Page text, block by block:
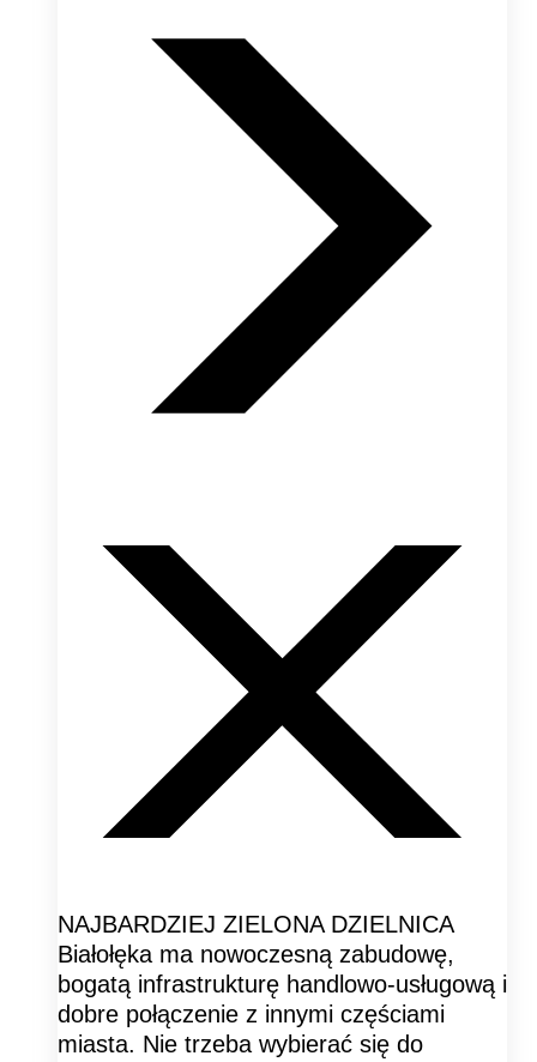
NAJBARDZIEJ ZIELONA DZIELNICA
Białołęka ma nowoczesną zabudowę,
bogatą infrastrukturę handlowo-usługową i
dobre połączenie z innymi częściami
miasta. Nie trzeba wybierać się do